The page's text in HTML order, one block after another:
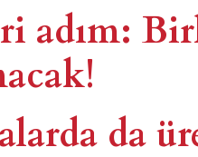
adım:
da